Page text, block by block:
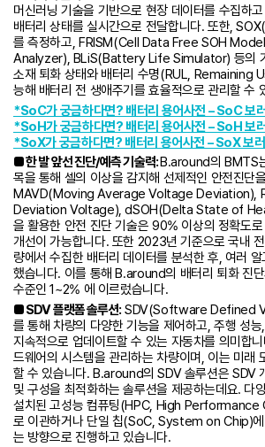
머신러닝 기술을 기반으로 현장 데이터를 수집하
배터리 상태를 실시간으로 전달합니다. 또한,
를 측정하고, FRISM(Cell Data Free SOH
Analyzer), BLiS(Battery Life Simulator) 등의 기
소재 퇴화 상태와 배터리 수명(RUL, Remaining
능해 배터리 전 생애주기를 효율적으로 관리할 수
*SoC가 궁금하다면? 배터리 용어사전 – SoC 보
*SoH가 궁금하다면? 배터리 용어사전 – SoH 보
*SoX가 궁금하다면? 배터리 용어사전 – SoX 보러
■ 한 발 앞선 진단/예측 기술력: B.around의 BMTS
목을 통해 셀의 이상을 감지해 선제적인 안전진단
MAVD(Moving Average Voltage Deviation),
Deviation Voltage), dSOH(Delta State of
을 활용한 안전 진단 기술은 90% 이상의 정확도
개선이 가능합니다. 또한 2023년 기준으로 국내
량에서 수집한 배터리 데이터를 분석한 후, 여러
했습니다. 이를 통해 B.around의 배터리 퇴화 진
수준인 1~2% 에 이르렀습니다.
■ SDV 플랫폼 솔루션: SDV(Software Defined
를 통해 차량의 다양한 기능을 제어하고, 주행 성
지속적으로 업데이트할 수 있는 자동차를 의미합
드웨어의 시스템을 관리하는 차량이며, 이는 미래
할 수 있습니다. B.around의 SDV 솔루션은 SDV
및 구성을 최적화하는 솔루션을 제공하는데요. 다
설치된 고성능 컴퓨팅(HPC, High
로 이관하거나 단일 칩(SoC, System on Chip)에
는 방향으로 진행하고 있습니다.